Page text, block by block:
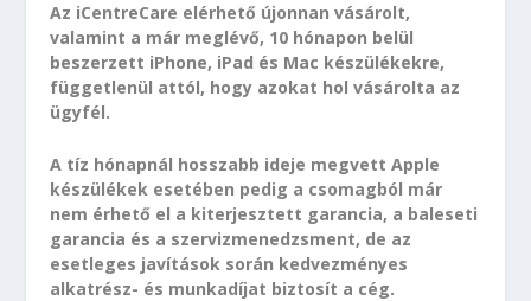
Az iCentreCare elérhető újonnan vásárolt,
valamint a már meglévő, 10 hónapon belül
beszerzett iPhone, iPad és Mac készülékekre,
függetlenül attól, hogy azokat hol vásárolta az
ügyfél.
A tíz hónapnál hosszabb ideje megvett Apple
készülékek esetében pedig a csomagból már
nem érhető el a kiterjesztett garancia, a baleseti
garancia és a szervizmenedzsment, de az
esetleges javítások során kedvezményes
alkatrész- és munkadíjat biztosít a cég.